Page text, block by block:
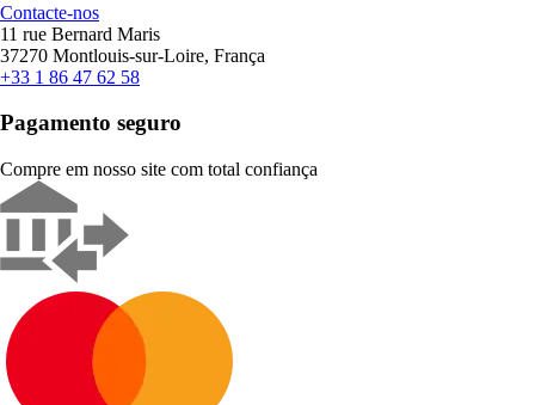
Contacte-nos
11 rue Bernard Maris
37270 Montlouis-sur-Loire, França
+33 1 86 47 62 58
Pagamento seguro
Compre em nosso site com total confiança